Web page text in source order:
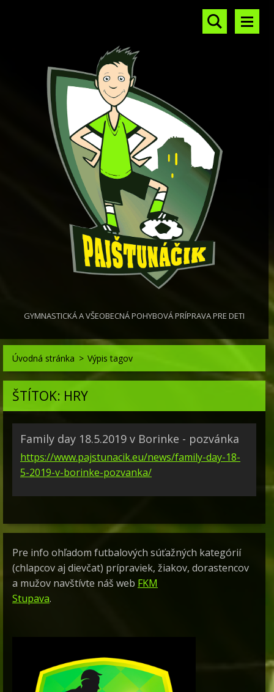
GYMNASTICKÁ A VŠEOBECNÁ POHYBOVÁ PRÍPRAVA PRE DETI
Úvodná stránka > Výpis tagov
ŠTÍTOK: HRY
Family day 18.5.2019 v Borinke - pozvánka
https://www.pajstunacik.eu/news/family-day-18-
5-2019-v-borinke-pozvanka/
Pre info ohľadom futbalových súťažných kategórií
(chlapcov aj dievčat) prípraviek, žiakov, dorastencov
a mužov navštívte náš web FKM
Stupava.